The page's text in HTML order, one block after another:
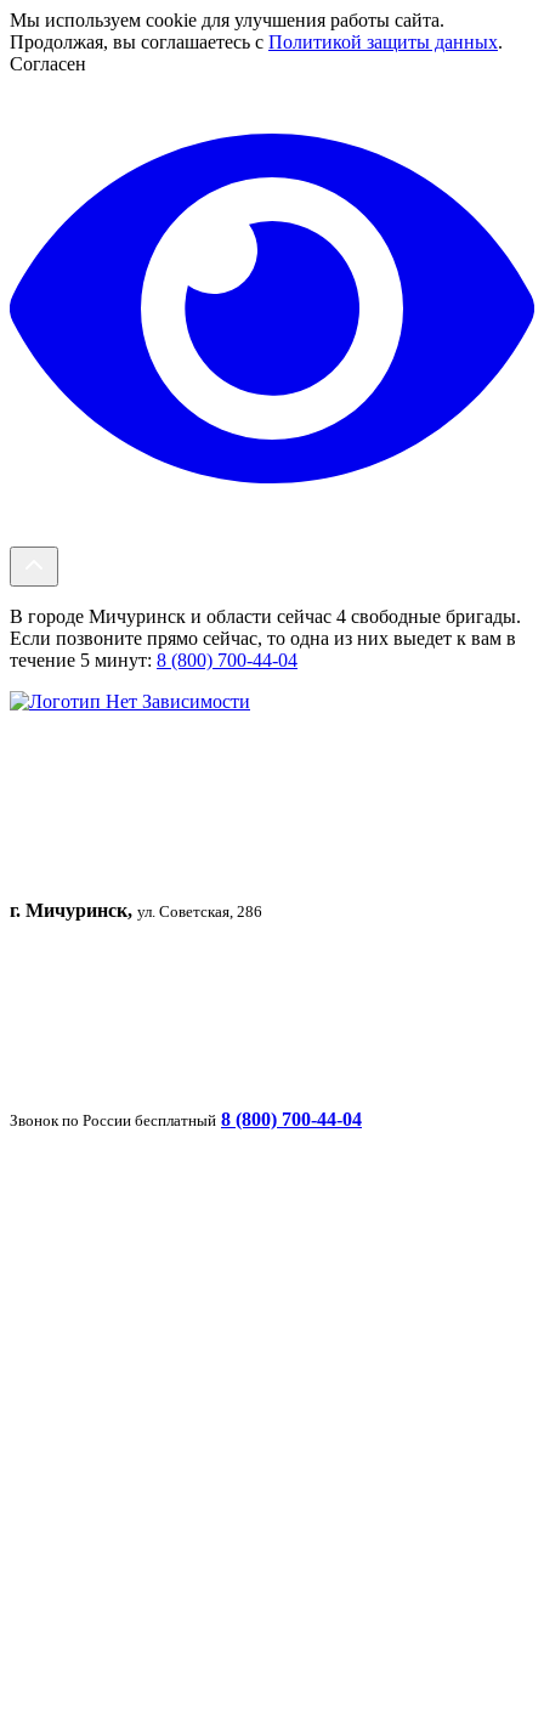
Мы используем cookie для улучшения работы сайта.
Продолжая, вы соглашаетесь с Политикой защиты данных.
Согласен
В городе Мичуринск и области сейчас 4 свободные бригады.
Если позвоните прямо сейчас, то одна из них выедет к вам в
течение 5 минут: 8 (800) 700-44-04
г. Мичуринск, ул. Советская, 286
Звонок по России бесплатный 8 (800) 700-44-04